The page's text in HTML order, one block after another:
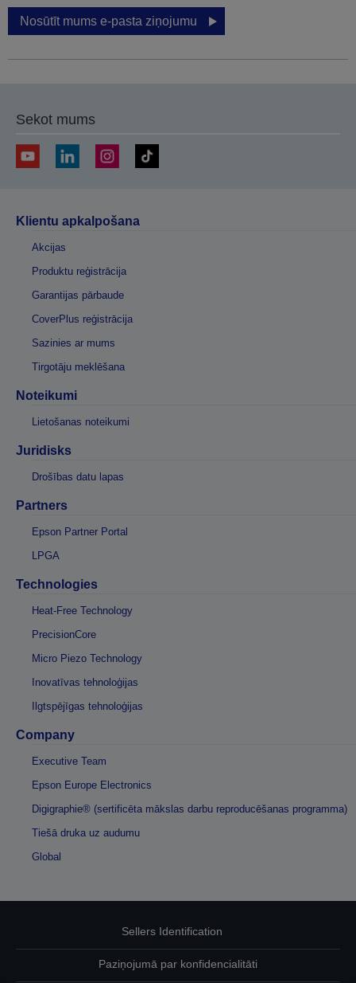
Nosūtīt mums e-pasta ziņojumu
Sekot mums
Klientu apkalpošana
Akcijas
Produktu reģistrācija
Garantijas pārbaude
CoverPlus reģistrācija
Sazinies ar mums
Tirgotāju meklēšana
Noteikumi
Lietošanas noteikumi
Juridisks
Drošības datu lapas
Partners
Epson Partner Portal
LPGA
Technologies
Heat-Free Technology
PrecisionCore
Micro Piezo Technology
Inovatīvas tehnoloģijas
Ilgtspējīgas tehnoloģijas
Company
Executive Team
Epson Europe Electronics
Digigraphie® (sertificēta mākslas darbu reproducēšanas programma)
Tiešā druka uz audumu
Global
Sellers Identification
Paziņojumā par konfidencialitāti